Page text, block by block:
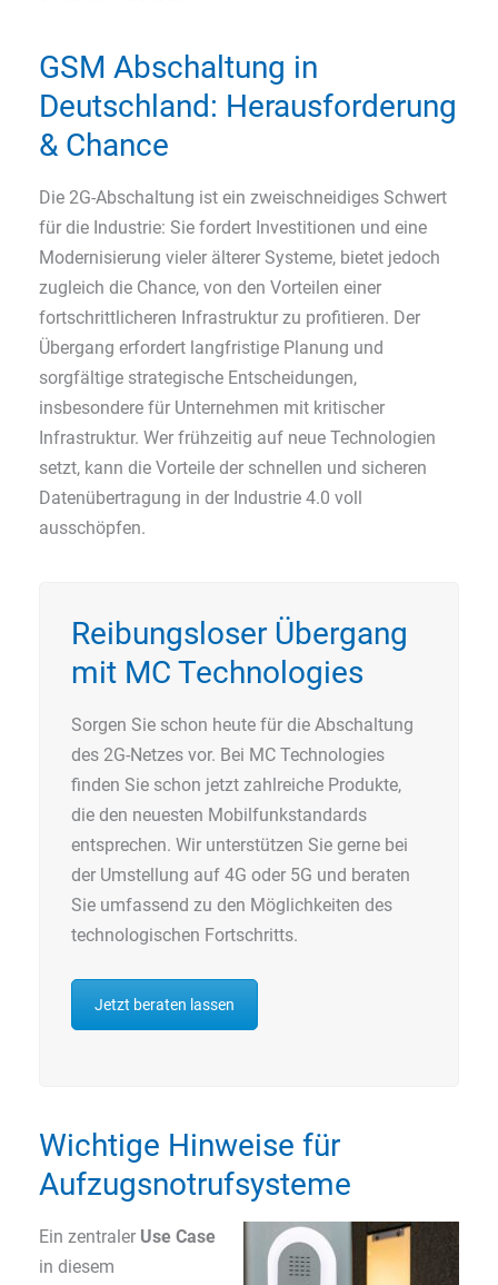
GSM Abschaltung in
Deutschland: Herausforderung
& Chance
Die 2G-Abschaltung ist ein zweischneidiges Schwert
für die Industrie: Sie fordert Investitionen und eine
Modernisierung vieler älterer Systeme, bietet jedoch
zugleich die Chance, von den Vorteilen einer
fortschrittlicheren Infrastruktur zu profitieren. Der
Übergang erfordert langfristige Planung und
sorgfältige strategische Entscheidungen,
insbesondere für Unternehmen mit kritischer
Infrastruktur. Wer frühzeitig auf neue Technologien
setzt, kann die Vorteile der schnellen und sicheren
Datenübertragung in der Industrie 4.0 voll
ausschöpfen.
Reibungsloser Übergang
mit MC Technologies
Sorgen Sie schon heute für die Abschaltung
des 2G-Netzes vor. Bei MC Technologies
finden Sie schon jetzt zahlreiche Produkte,
die den neuesten Mobilfunkstandards
entsprechen. Wir unterstützen Sie gerne bei
der Umstellung auf 4G oder 5G und beraten
Sie umfassend zu den Möglichkeiten des
technologischen Fortschritts.
Jetzt beraten lassen
Wichtige Hinweise für
Aufzugsnotrufsysteme
Ein zentraler Use Case
in diesem